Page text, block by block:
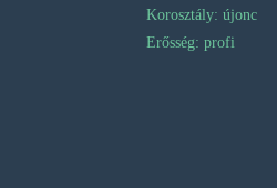
Korosztály: újonc
Erősség: profi